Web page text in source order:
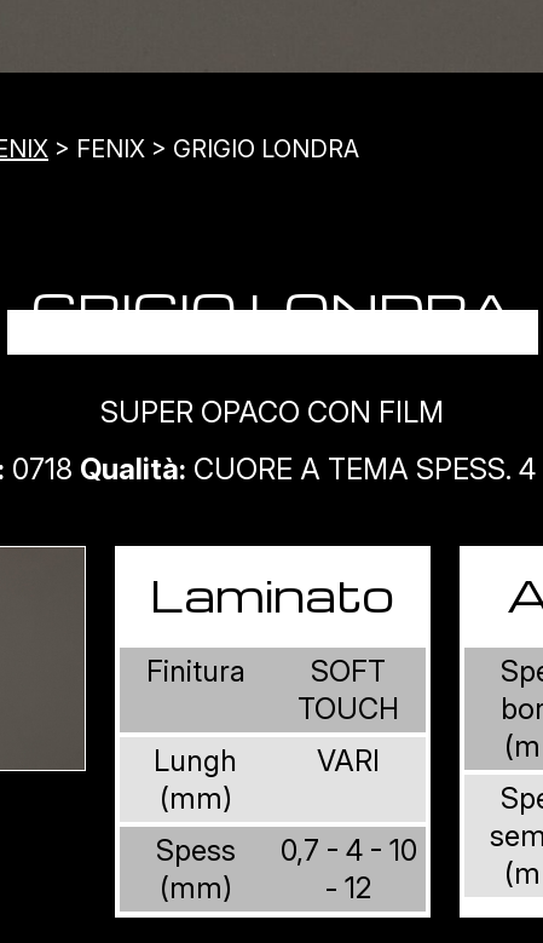
> FENIX > GRIGIO LONDRA
GRIGIO LONDRA
SUPER OPACO CON FILM
0718 Qualità: CUORE A TEMA SPESS. 4
Laminato
Finitura
SOFT
TOUCH
Lungh
(mm)
VARI
Spess
(mm)
0,7 - 4 - 10
- 12